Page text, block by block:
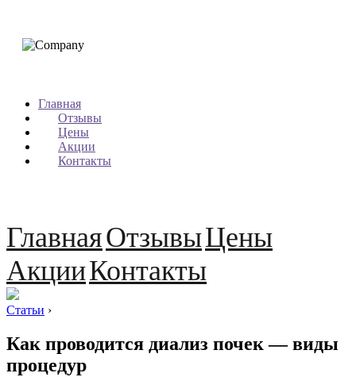
Главная
Отзывы
Цены
Акции
Контакты
ГлавнаяОтзывыЦены
АкцииКонтакты
Статьи ›
Как проводится диализ почек — виды
процедур